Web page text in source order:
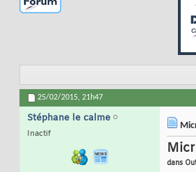
25/02/2015, 21h47
Stéphane le calme
Inactif
dans